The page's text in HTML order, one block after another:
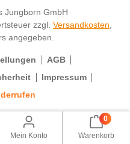
Jungborn GmbH
zzgl. Versandkosten
angegeben.
AGB
Impressum
Mein Konto
0
Warenkorb